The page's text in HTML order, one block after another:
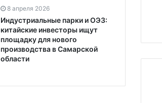
8 апреля 2026
Индустриальные парки и ОЭЗ:
китайские инвесторы ищут
площадку для нового
производства в Самарской
области